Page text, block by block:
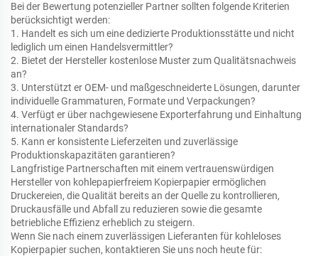
Bei der Bewertung potenzieller Partner sollten folgende Kriterien
berücksichtigt werden:
1. Handelt es sich um eine dedizierte Produktionsstätte und nicht
lediglich um einen Handelsvermittler?
2. Bietet der Hersteller kostenlose Muster zum Qualitätsnachweis
an?
3. Unterstützt er OEM- und maßgeschneiderte Lösungen, darunter
individuelle Grammaturen, Formate und Verpackungen?
4. Verfügt er über nachgewiesene Exporterfahrung und Einhaltung
internationaler Standards?
5. Kann er konsistente Lieferzeiten und zuverlässige
Produktionskapazitäten garantieren?
Langfristige Partnerschaften mit einem vertrauenswürdigen
Hersteller von kohlepapierfreiem Kopierpapier ermöglichen
Druckereien, die Qualität bereits an der Quelle zu kontrollieren,
Druckausfälle und Abfall zu reduzieren sowie die gesamte
betriebliche Effizienz erheblich zu steigern.
Wenn Sie nach einem zuverlässigen Lieferanten für kohleloses
Kopierpapier suchen, kontaktieren Sie uns noch heute für: